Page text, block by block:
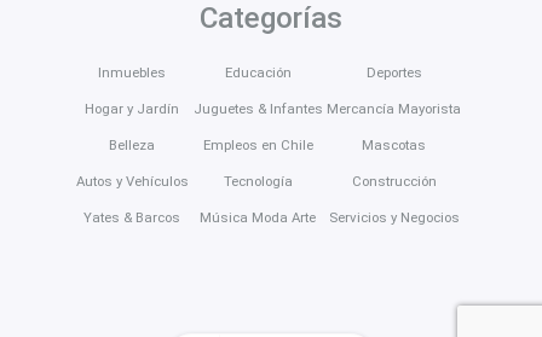
Categorías
Inmuebles
Hogar y Jardín
Belleza
Autos y Vehículos
Yates & Barcos
Educación
Juguetes & Infantes
Empleos en Chile
Tecnología
Música Moda Arte
Deportes
Mercancía Mayorista
Mascotas
Construcción
Servicios y Negocios